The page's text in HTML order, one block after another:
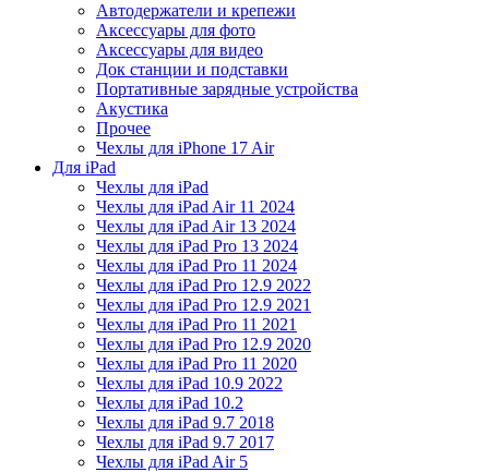
Автодержатели и крепежи
Аксессуары для фото
Аксессуары для видео
Док станции и подставки
Портативные зарядные устройства
Акустика
Прочее
Чехлы для iPhone 17 Air
Для iPad
Чехлы для iPad
Чехлы для iPad Air 11 2024
Чехлы для iPad Air 13 2024
Чехлы для iPad Pro 13 2024
Чехлы для iPad Pro 11 2024
Чехлы для iPad Pro 12.9 2022
Чехлы для iPad Pro 12.9 2021
Чехлы для iPad Pro 11 2021
Чехлы для iPad Pro 12.9 2020
Чехлы для iPad Pro 11 2020
Чехлы для iPad 10.9 2022
Чехлы для iPad 10.2
Чехлы для iPad 9.7 2018
Чехлы для iPad 9.7 2017
Чехлы для iPad Air 5